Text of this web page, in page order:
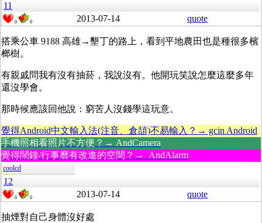
11
0 0 2013-07-14 quote
搭乘公車 9188 高雄→墾丁的路上，看到平地農田也是種很多檳
榔樹。
有親戚問我有沒有抽菸，我說沒有。他開玩笑說怎麼這麼多年
還沒學會。
那時候應該回他說：窮苦人沒錢學這玩意。
覺得Android中文輸入法(注音、倉頡)不易輸入？→ gcin Android
手機照相看照片不方便？→ AndCamera
覺得鬧鐘/行事曆有改進的空間？→ AndAlarm
coolcd
12
0 0 2013-07-14 quote
抽煙對自己身體沒好處